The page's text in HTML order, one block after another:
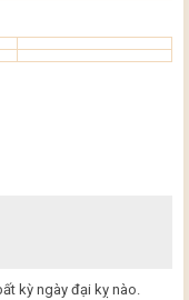
kỳ ngày đại kỵ nào.